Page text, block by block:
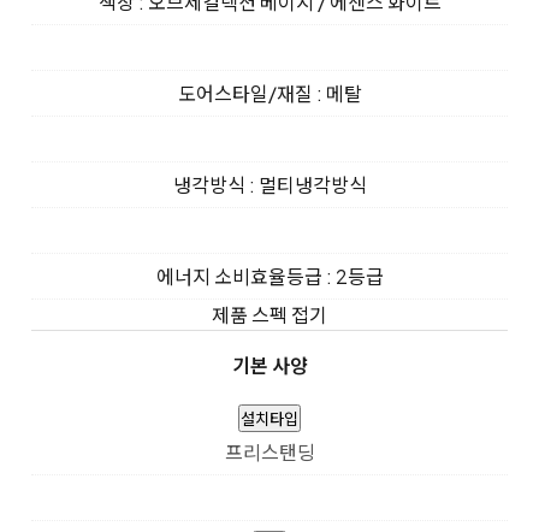
도어스타일/재질 : 메탈
냉각방식 : 멀티냉각방식
에너지 소비효율등급 : 2등급
제품 스펙 접기
기본 사양
설치타입
프리스탠딩